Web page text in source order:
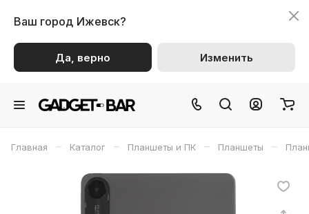
Ваш город Ижевск?
Да, верно Изменить
Главная – Каталог – Планшеты и ПК – Планшеты –